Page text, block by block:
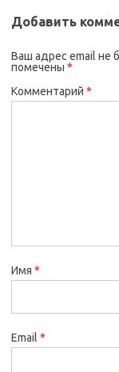
Добавить
Ваш адрес email не
помечены *
Комментарий *
Имя *
Email *